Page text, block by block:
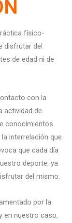
físico-
disfrutar del
de edad ni de
con la
actividad de
conocimientos
interrelación que
que cada día
deporte, ya
del mismo.
por la
en nuestro caso,